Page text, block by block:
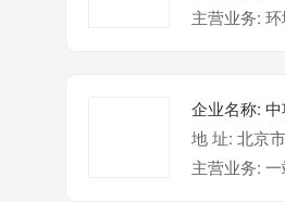
企业名称:
地 址: 北京